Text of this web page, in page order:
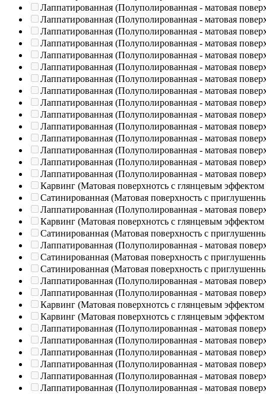
Лаппатированная (Полуполированная - матовая
Лаппатированная (Полуполированная - матовая
Лаппатированная (Полуполированная - матовая
Лаппатированная (Полуполированная - матовая
Лаппатированная (Полуполированная - матовая
Лаппатированная (Полуполированная - матовая
Лаппатированная (Полуполированная - матовая
Лаппатированная (Полуполированная - матовая
Лаппатированная (Полуполированная - матовая
Лаппатированная (Полуполированная - матовая
Лаппатированная (Полуполированная - матовая
Лаппатированная (Полуполированная - матовая
Лаппатированная (Полуполированная - матовая
Лаппатированная (Полуполированная - матовая
Лаппатированная (Полуполированная - матовая
Карвинг (Матовая поверхнотсь с глянцевым эффектом
Сатинированная (Матовая поверхность с
Лаппатированная (Полуполированная - матовая
Карвинг (Матовая поверхнотсь с глянцевым эффектом
Сатинированная (Матовая поверхность с
Лаппатированная (Полуполированная - матовая
Сатинированная (Матовая поверхность с
Сатинированная (Матовая поверхность с
Лаппатированная (Полуполированная - матовая
Лаппатированная (Полуполированная - матовая
Карвинг (Матовая поверхнотсь с глянцевым эффектом
Карвинг (Матовая поверхнотсь с глянцевым эффектом
Лаппатированная (Полуполированная - матовая
Лаппатированная (Полуполированная - матовая
Лаппатированная (Полуполированная - матовая
Лаппатированная (Полуполированная - матовая
Лаппатированная (Полуполированная - матовая
Лаппатированная (Полуполированная - матовая